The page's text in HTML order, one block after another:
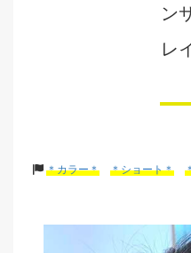
ン
レ
＊カラー＊ ＊ショート＊